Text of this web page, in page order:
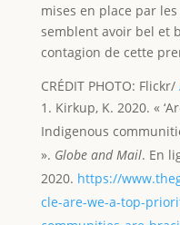
mises en place par
semblent avoir bel et
contagion de cette
CRÉDIT PHOTO: Flickr/
Kirkup, K. 2020. «
Indigenous
». Globe and Mail. En
2020. https://
cle-are-we-a-top-